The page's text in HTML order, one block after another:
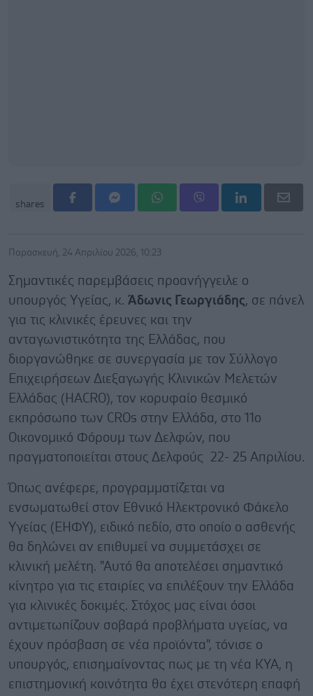
shares
Παρασκευή, 24 Απριλίου 2026, 10:23
Σημαντικές παρεμβάσεις προανήγγειλε ο
υπουργός Υγείας, κ. Άδωνις Γεωργιάδης, σε πάνελ
για τις κλινικές έρευνες και την
ανταγωνιστικότητα της Ελλάδας, που
διοργανώθηκε σε συνεργασία με τον Σύλλογο
Επιχειρήσεων Διεξαγωγής Κλινικών Μελετών
Ελλάδας (HACRO), τον κορυφαίο θεσμικό
εκπρόσωπο των CROs στην Ελλάδα, στο 11o
Οικονομικό Φόρουμ των Δελφών, που
πραγματοποιείται στους Δελφούς 22- 25 Απριλίου.
Όπως ανέφερε, προγραμματίζεται να
ενσωματωθεί στον Εθνικό Ηλεκτρονικό Φάκελο
Υγείας (ΕΗΦΥ), ειδικό πεδίο, στο οποίο ο ασθενής
θα δηλώνει αν επιθυμεί να συμμετάσχει σε
κλινική μελέτη. "Αυτό θα αποτελέσει σημαντικό
κίνητρο για τις εταιρίες να επιλέξουν την Ελλάδα
για κλινικές δοκιμές. Στόχος μας είναι όσοι
αντιμετωπίζουν σοβαρά προβλήματα υγείας, να
έχουν πρόσβαση σε νέα προϊόντα", τόνισε ο
υπουργός, επισημαίνοντας πως με τη νέα ΚΥΑ, η
επιστημονική κοινότητα θα έχει στενότερη επαφή